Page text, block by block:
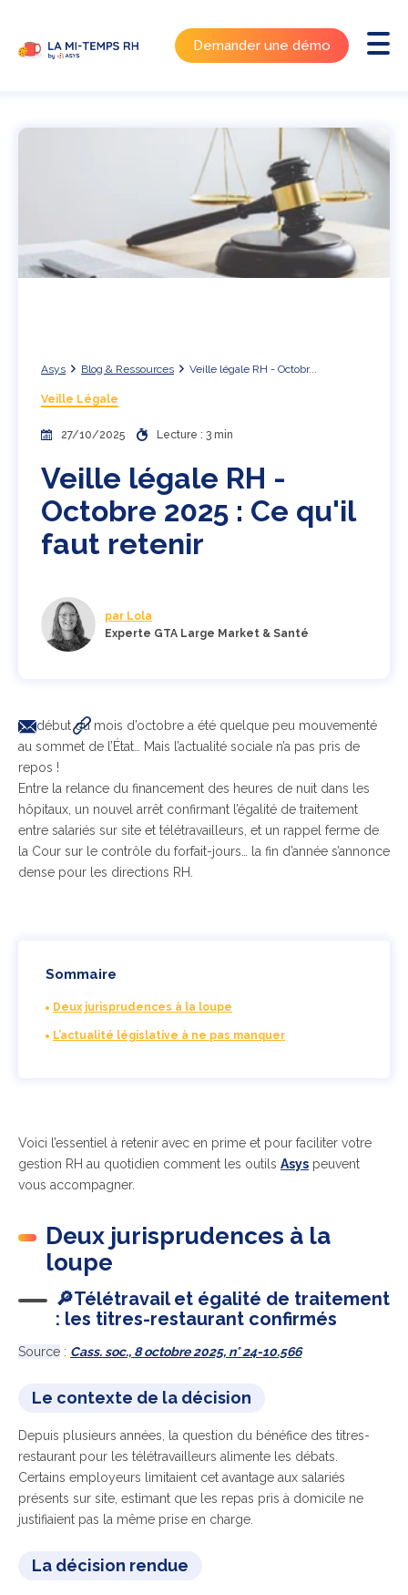
Demander une démo
Asys Blog & Ressources Veille légale RH - Octobr...
Veille Légale
27/10/2025 Lecture : 3 min
Veille légale RH -
Octobre 2025 : Ce qu'il
faut retenir
par Lola
Experte GTA Large Market & Santé
Le début du mois d’octobre a été quelque peu mouvementé
au sommet de l’État… Mais l’actualité sociale n’a pas pris de
repos !
Entre la relance du financement des heures de nuit dans les
hôpitaux, un nouvel arrêt confirmant l’égalité de traitement
entre salariés sur site et télétravailleurs, et un rappel ferme de
la Cour sur le contrôle du forfait-jours… la fin d’année s’annonce
dense pour les directions RH.
Sommaire
Deux jurisprudences à la loupe
L’actualité législative à ne pas manquer
Voici l’essentiel à retenir avec en prime et pour faciliter votre
gestion RH au quotidien comment les outils Asys peuvent
vous accompagner.
Deux jurisprudences à la
loupe
🔎Télétravail et égalité de traitement
: les titres-restaurant confirmés
Source : Cass. soc., 8 octobre 2025, n° 24-10.566
Le contexte de la décision
Depuis plusieurs années, la question du bénéfice des titres-
restaurant pour les télétravailleurs alimente les débats.
Certains employeurs limitaient cet avantage aux salariés
présents sur site, estimant que les repas pris à domicile ne
justifiaient pas la même prise en charge.
La décision rendue